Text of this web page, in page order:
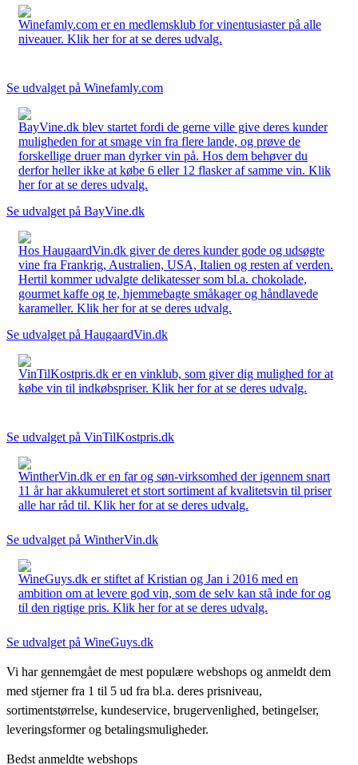
Winefamly.com er en medlemsklub for vinentusiaster på alle
niveauer. Klik her for at se deres udvalg.
Se udvalget på Winefamly.com
BayVine.dk blev startet fordi de gerne ville give deres kunder
muligheden for at smage vin fra flere lande, og prøve de
forskellige druer man dyrker vin på. Hos dem behøver du
derfor heller ikke at købe 6 eller 12 flasker af samme vin. Klik
her for at se deres udvalg.
Se udvalget på BayVine.dk
Hos HaugaardVin.dk giver de deres kunder gode og udsøgte
vine fra Frankrig, Australien, USA, Italien og resten af verden.
Hertil kommer udvalgte delikatesser som bl.a. chokolade,
gourmet kaffe og te, hjemmebagte småkager og håndlavede
karameller. Klik her for at se deres udvalg.
Se udvalget på HaugaardVin.dk
VinTilKostpris.dk er en vinklub, som giver dig mulighed for at
købe vin til indkøbspriser. Klik her for at se deres udvalg.
Se udvalget på VinTilKostpris.dk
WintherVin.dk er en far og søn-virksomhed der igennem snart
11 år har akkumuleret et stort sortiment af kvalitetsvin til priser
alle har råd til. Klik her for at se deres udvalg.
Se udvalget på WintherVin.dk
WineGuys.dk er stiftet af Kristian og Jan i 2016 med en
ambition om at levere god vin, som de selv kan stå inde for og
til den rigtige pris. Klik her for at se deres udvalg.
Se udvalget på WineGuys.dk
Vi har gennemgået de mest populære webshops og anmeldt dem
med stjerner fra 1 til 5 ud fra bl.a. deres prisniveau,
sortimentstørrelse, kundeservice, brugervenlighed, betingelser,
leveringsformer og betalingsmuligheder.
Bedst anmeldte webshops